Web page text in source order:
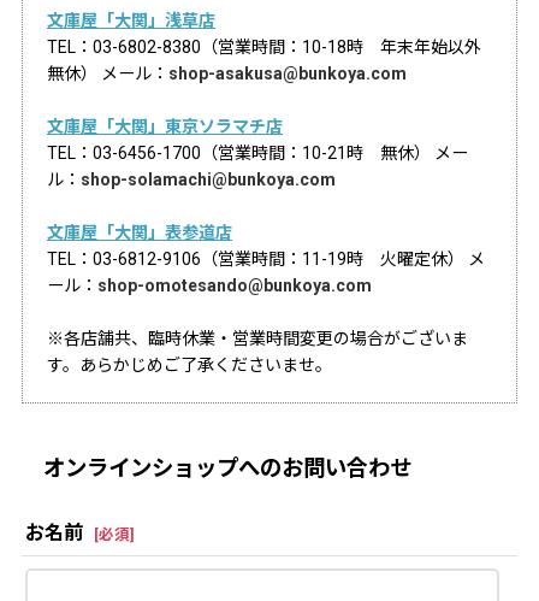
文庫屋「大関」浅草店
TEL：03-6802-8380（営業時間：10-18時 年末年始以外
無休） メール： shop-asakusa@bunkoya.com
文庫屋「大関」東京ソラマチ店
TEL：03-6456-1700（営業時間：10-21時 無休） メー
ル： shop-solamachi@bunkoya.com
文庫屋「大関」表参道店
TEL：03-6812-9106（営業時間：11-19時 火曜定休） メ
ール： shop-omotesando@bunkoya.com
※各店舗共、臨時休業・営業時間変更の場合がございま
す。あらかじめご了承くださいませ。
オンラインショップへのお問い合わせ
お名前 [必須]